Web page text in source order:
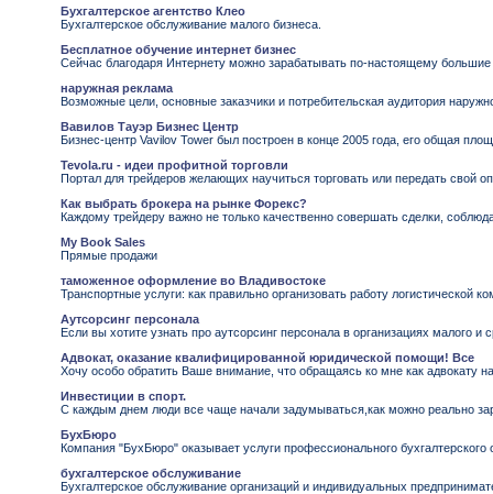
Бухгалтерское агентство Клео
Бухгалтерское обслуживание малого бизнеса.
Бесплатное обучение интернет бизнес
Сейчас благодаря Интернету можно зарабатывать по-настоящему большие
наружная реклама
Возможные цели, основные заказчики и потребительская аудитория
Вавилов Тауэр Бизнес Центр
Бизнес-центр Vavilov Tower был построен в конце 2005 года, его общая
Tevola.ru - идеи профитной торговли
Портал для трейдеров желающих научиться торговать или передать свой
Как выбрать брокера на рынке Форекс?
Каждому трейдеру важно не только качественно совершать сделки,
My Book Sales
Прямые продажи
таможенное оформление во Владивостоке
Транспортные услуги: как правильно организовать работу логистической
Аутсорсинг персонала
Если вы хотите узнать про аутсорсинг персонала в организациях малого
Адвокат, оказание квалифицированной юридической помощи! Все
Хочу особо обратить Ваше внимание, что обращаясь ко мне как адвокату
Инвестиции в спорт.
С каждым днем люди все чаще начали задумываться,как можно реально
БухБюро
Компания "БухБюро" оказывает услуги профессионального
бухгалтерское обслуживание
Бухгалтерское обслуживание организаций и индивидуальных